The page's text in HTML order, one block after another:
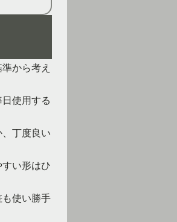
から考え
使用する
丁度良い
い形はひ
使い勝手